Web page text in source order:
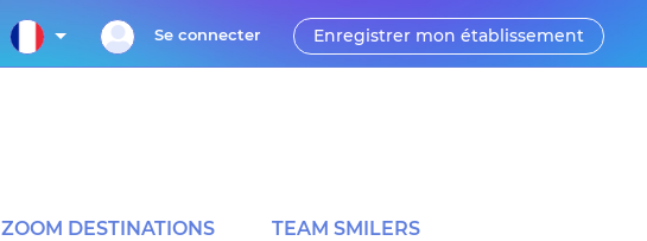
Se connecter Enregistrer mon établissement
ZOOM DESTINATIONS TEAM SMILERS